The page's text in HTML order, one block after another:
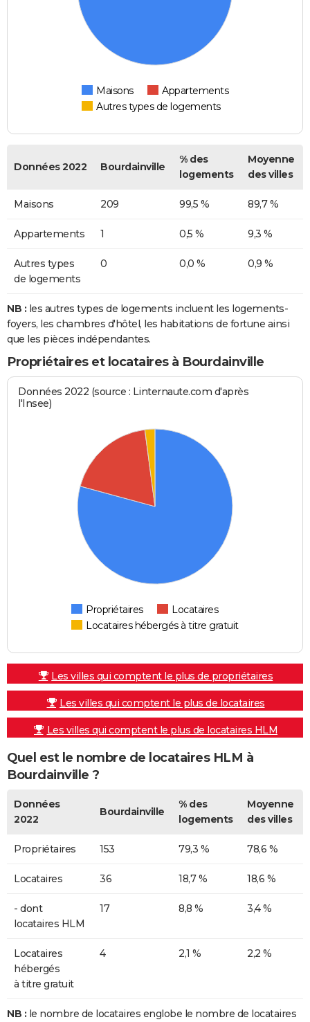
Maisons
Appartements
Autres types de logements
Données 2022 Bourdainville
% des
logements
Moyenne
des villes
Maisons 209 99,5 % 89,7 %
Appartements 1 0,5 % 9,3 %
Autres types
de logements
0 0,0 % 0,9 %
NB : les autres types de logements incluent les logements-
foyers, les chambres d'hôtel, les habitations de fortune ainsi
que les pièces indépendantes.
Propriétaires et locataires à Bourdainville
Données 2022 (source : Linternaute.com d'après
l'Insee)
Propriétaires
Locataires
Locataires hébergés à titre gratuit
Les villes qui comptent le plus de propriétaires
Les villes qui comptent le plus de locataires
Les villes qui comptent le plus de locataires HLM
Quel est le nombre de locataires HLM à
Bourdainville ?
Données
2022
Bourdainville
% des
logements
Moyenne
des villes
Propriétaires 153 79,3 % 78,6 %
Locataires 36 18,7 % 18,6 %
- dont
locataires HLM
17 8,8 % 3,4 %
Locataires
hébergés
à titre gratuit
4 2,1 % 2,2 %
NB : le nombre de locataires englobe le nombre de locataires